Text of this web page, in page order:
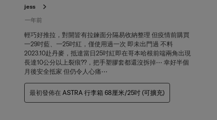
jess
一年前
輕巧好推拉，對開皆有拉鍊面分隔易收納整理 但疫情前購買
一29吋藍、一25吋紅，僅使用過一次 即未出門過 不料
2023.10赴丹麥，抵達當日25吋紅即在哥本哈根前端兩角出現
長達10公分以上裂痕??，把手塑膠套都還沒拆掉⋯ 幸好半個
月後安全抵家 但仍令人心痛⋯
最初發佈在 ASTRA 行李箱 68厘米/25吋 (可擴充)